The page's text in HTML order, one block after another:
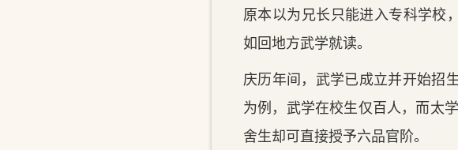
原本以为兄长只能进入专科学
如回地方武学就读。
庆历年间，武学已成立并开始招
为例，武学在校生仅百人，而太
舍生却可直接授予六品官阶。